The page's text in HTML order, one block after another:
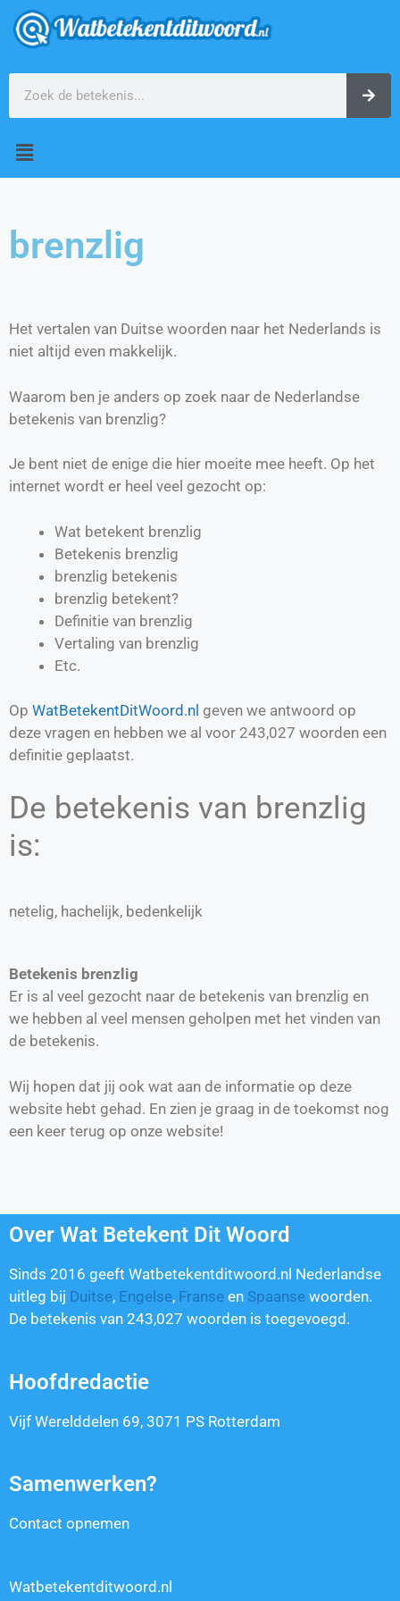
brenzlig
Het vertalen van Duitse woorden naar het Nederlands is
niet altijd even makkelijk.
Waarom ben je anders op zoek naar de Nederlandse
betekenis van brenzlig?
Je bent niet de enige die hier moeite mee heeft. Op het
internet wordt er heel veel gezocht op:
Wat betekent brenzlig
Betekenis brenzlig
brenzlig betekenis
brenzlig betekent?
Definitie van brenzlig
Vertaling van brenzlig
Etc.
Op WatBetekentDitWoord.nl geven we antwoord op
deze vragen en hebben we al voor 243,027 woorden een
definitie geplaatst.
De betekenis van brenzlig
is:
netelig, hachelijk, bedenkelijk
Betekenis brenzlig
Er is al veel gezocht naar de betekenis van brenzlig en
we hebben al veel mensen geholpen met het vinden van
de betekenis.
Wij hopen dat jij ook wat aan de informatie op deze
website hebt gehad. En zien je graag in de toekomst nog
een keer terug op onze website!
Over Wat Betekent Dit Woord
Sinds 2016 geeft Watbetekentditwoord.nl Nederlandse
uitleg bij Duitse, Engelse, Franse en Spaanse woorden.
De betekenis van 243,027 woorden is toegevoegd.
Hoofdredactie
Vijf Werelddelen 69, 3071 PS Rotterdam
Samenwerken?
Contact opnemen
Watbetekentditwoord.nl